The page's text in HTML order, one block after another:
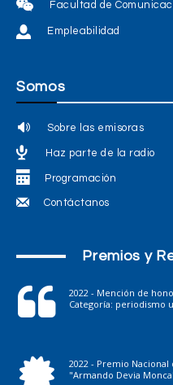
Facultad de
Empleabilidad
Somos
Sobre las emisoras
Haz parte de la radio
Programación
Contáctanos
Premios y
2022 - Mención de
Categoría: periodismo
2022 - Premio
"Armando Devia